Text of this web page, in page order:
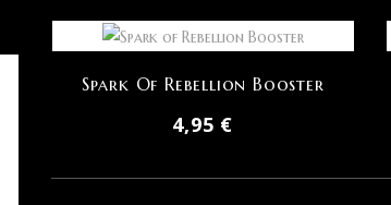
Spark Of Rebellion Booster
4,95 €